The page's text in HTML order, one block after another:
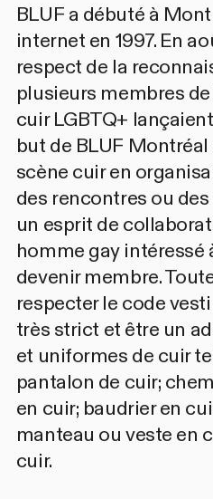
BLUF a débuté à
internet en 1997. En
respect de la
plusieurs membres
cuir LGBTQ+
but de BLUF
scène cuir en
des rencontres ou
un esprit de
homme gay intéressé
devenir membre.
respecter le code
très strict et être un
et uniformes de cuir
pantalon de cuir;
en cuir; baudrier en
manteau ou veste en
cuir.